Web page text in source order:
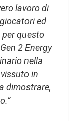
lavoro di
ed
questo
2 Energy
nella
in
dimostrare,